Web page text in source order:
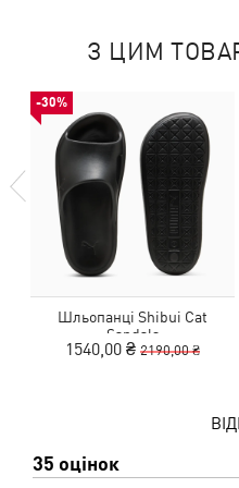
З ЦИМ
-30%
Шльопанці Shibui Cat
Sandals
1540,00 ₴ 2190,00 ₴
35 оцінок